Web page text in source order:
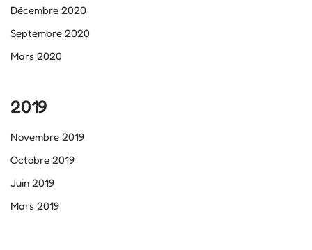
Décembre 2020
Septembre 2020
Mars 2020
2019
Novembre 2019
Octobre 2019
Juin 2019
Mars 2019